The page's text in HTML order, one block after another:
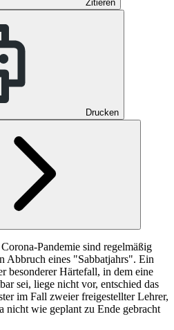
Zitieren
Drucken
Pandemie sind regelmäßig
Abbruch eines "Sabbatjahrs". Ein
besonderer Härtefall, in dem eine
sei, liege nicht vor, entschied das
im Fall zweier freigestellter Lehrer,
nicht wie geplant zu Ende gebracht